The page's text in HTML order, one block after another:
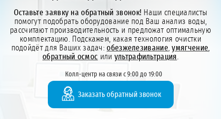
Оставьте заявку на обратный звонок! Наши специалисты
помогут подобрать оборудование под Ваш анализ воды,
рассчитают производительность и предложат оптимальную
комплектацию. Подскажем, какая технология очистки
подойдёт для Ваших задач:обезжелезивание ,умягчение
обратный осмос или ультрафильтрация
Колл-центр на связи с 9:00 до 19:00
Заказать обратный звонок